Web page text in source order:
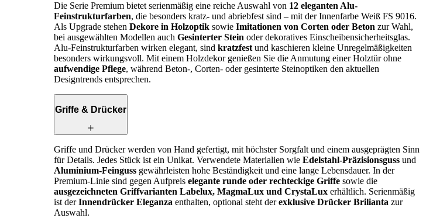
Die Serie Premium bietet serienmäßig eine reiche Auswahl von 12 eleganten Alu-
Feinstrukturfarben, die besonders kratz- und abriebfest sind – mit der Innenfarbe Weiß FS 9016.
Als Upgrade stehen Dekore in Holzoptik sowie Imitationen von Corten oder Beton zur Wahl,
bei ausgewählten Modellen auch Gesinterter Stein oder dekoratives Einscheibensicherheitsglas.
Alu-Feinstrukturfarben wirken elegant, sind kratzfest und kaschieren kleine Unregelmäßigkeiten
besonders wirkungsvoll. Mit einem Holzdekor genießen Sie die Anmutung einer Holztür ohne
aufwendige Pflege, während Beton‑, Corten‑ oder gesinterte Steinoptiken den aktuellen
Designtrends entsprechen.
Griffe & Drücker
Griffe und Drücker werden von Hand gefertigt, mit höchster Sorgfalt und einem ausgeprägten Sinn
für Details. Jedes Stück ist ein Unikat. Verwendete Materialien wie Edelstahl-Präzisionsguss und
Aluminium-Feinguss gewährleisten hohe Beständigkeit und eine lange Lebensdauer. In der
Premium-Linie sind gegen Aufpreis elegante runde oder rechteckige Griffe sowie die
ausgezeichneten Griffvarianten Labelux, MagmaLux und CrystaLux erhältlich. Serienmäßig
ist derInnendrücker Eleganza enthalten, optional steht derexklusive Drücker Brilianta zur
Auswahl.